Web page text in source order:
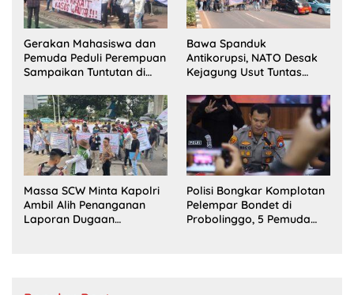
Gerakan Mahasiswa dan
Pemuda Peduli Perempuan
Sampaikan Tuntutan di
Bawa Spanduk
Antikorupsi, NATO Desak
Kejagung Usut Tuntas
Massa SCW Minta Kapolri
Ambil Alih Penanganan
Laporan Dugaan
Polisi Bongkar Komplotan
Pelempar Bondet di
Probolinggo, 5 Pemuda